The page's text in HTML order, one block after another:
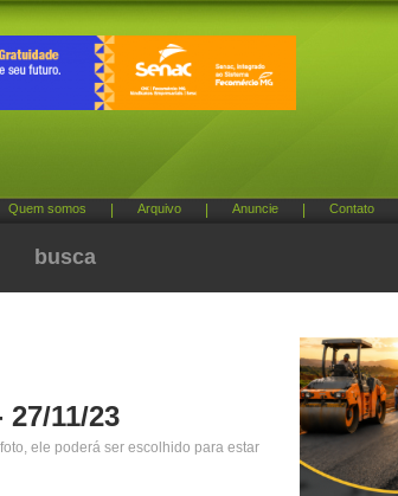
Quem somos Arquivo Anuncie Contato
busca
11/23
ele poderá ser escolhido para estar